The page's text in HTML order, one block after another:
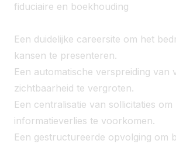
fiduciaire en boekhouding
Een duidelijke careersite om het
kansen te presenteren.
Een automatische verspreiding van
zichtbaarheid te vergroten.
Een centralisatie van sollicitaties om
informatieverlies te voorkomen.
Een gestructureerde opvolging om